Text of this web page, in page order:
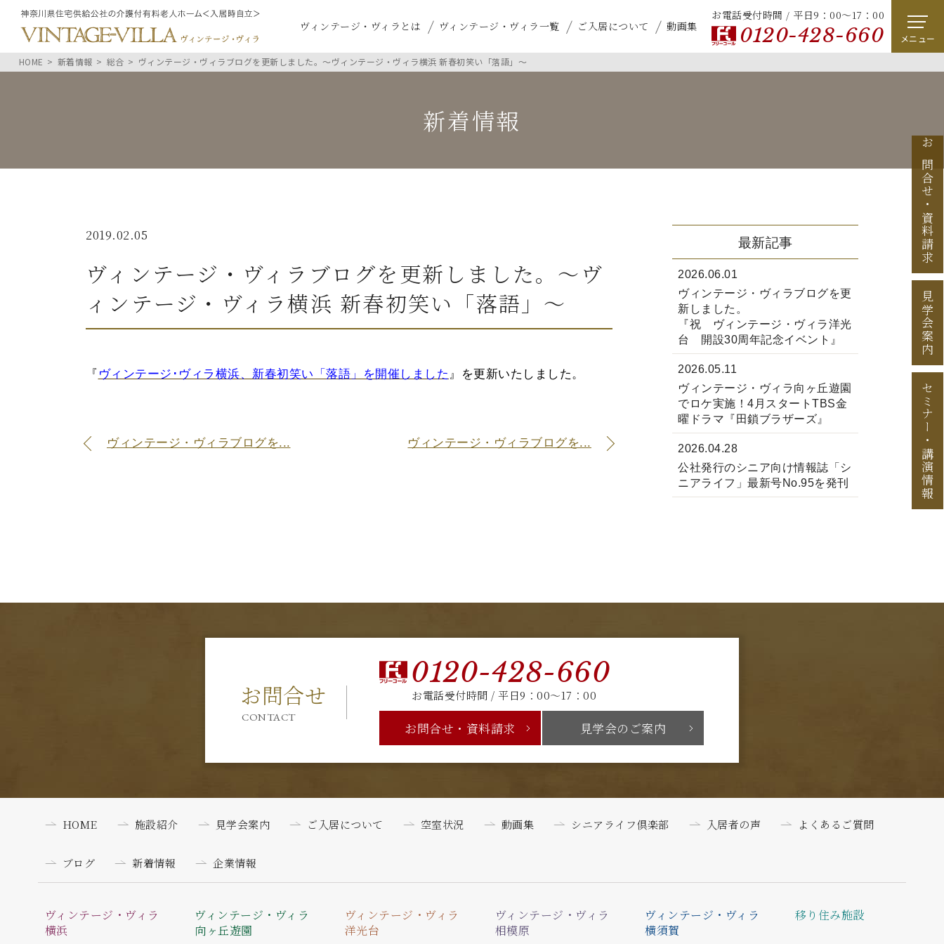
ヴィンテージ・ヴィラとは ヴィンテージ・ヴィラ一覧 ご入居について 動画集
お電話受付時間 / 平日9：00～17：00
0120-428-660
メニュー
HOME
新着情報 総合 ヴィンテージ・ヴィラブログを更新しました。～ヴィンテージ・ヴィラ横浜 新春初笑い「落語」～
新着情報
2019.02.05
ヴィンテージ・ヴィラブログを更新しました。～ヴ
ィンテージ・ヴィラ横浜 新春初笑い「落語」～
『 ヴィンテージ･ヴィラ横浜、新春初笑い「落語」を開催しました 』を更新いたしました。
ヴィンテージ・ヴィラブログを... ヴィンテージ・ヴィラブログを...
最新記事
2026.06.01
ヴィンテージ・ヴィラブログを更
新しました。
『祝 ヴィンテージ・ヴィラ洋光
台 開設30周年記念イベント』
2026.05.11
ヴィンテージ・ヴィラ向ヶ丘遊園
でロケ実施！4月スタートTBS金
曜ドラマ『田鎖ブラザーズ』
2026.04.28
公社発行のシニア向け情報誌「シ
ニアライフ」最新号No.95を発刊
お問合せ
CONTACT
0120-428-660
お電話受付時間 / 平日9：00～17：00
お問合せ・資料請求 見学会のご案内
お問合せ
・
資料請求
見学会案内
セミナー
・
講演情報
HOME 施設紹介 見学会案内 ご入居について 空室状況 動画集 シニアライフ倶楽部 入居者の声 よくあるご質問
ブログ 新着情報 企業情報
ヴィンテージ・ヴィラ
横浜
ヴィンテージ・ヴィラ
向ヶ丘遊園
ヴィンテージ・ヴィラ
洋光台
ヴィンテージ・ヴィラ
相模原
ヴィンテージ・ヴィラ
横須賀
移り住み施設